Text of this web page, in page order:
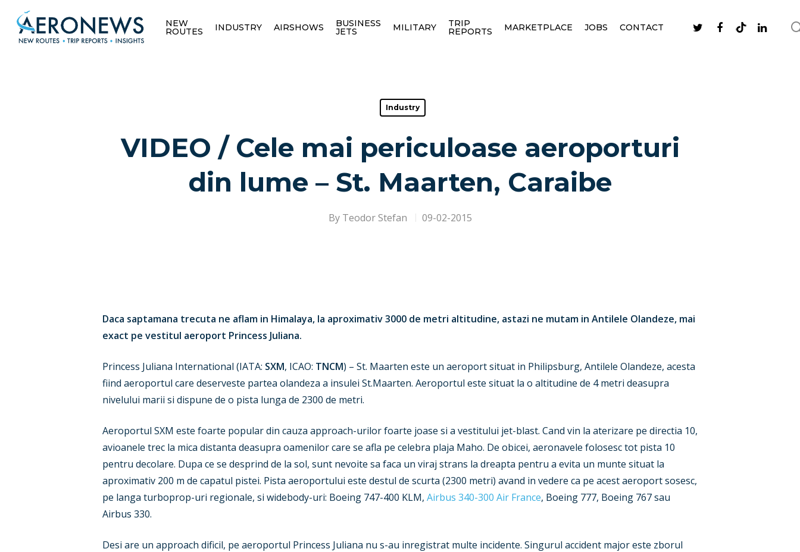
Hit enter to search or ESC to close
NEW
ROUTES INDUSTRY AIRSHOWS BUSINESS
JETS MILITARY TRIP
REPORTS MARKETPLACE JOBS CONTACT
Industry
VIDEO / Cele mai periculoase aeroporturi
din lume – St. Maarten, Caraibe
By Teodor Stefan 09-02-2015
Daca saptamana trecuta ne aflam in Himalaya, la aproximativ 3000 de metri altitudine, astazi ne mutam in Antilele Olandeze, mai
exact pe vestitul aeroport Princess Juliana.
Princess Juliana International (IATA: SXM, ICAO: TNCM) – St. Maarten este un aeroport situat in Philipsburg, Antilele Olandeze, acesta
fiind aeroportul care deserveste partea olandeza a insulei St.Maarten. Aeroportul este situat la o altitudine de 4 metri deasupra
nivelului marii si dispune de o pista lunga de 2300 de metri.
Aeroportul SXM este foarte popular din cauza approach-urilor foarte joase si a vestitului jet-blast. Cand vin la aterizare pe directia 10,
avioanele trec la mica distanta deasupra oamenilor care se afla pe celebra plaja Maho. De obicei, aeronavele folosesc tot pista 10
pentru decolare. Dupa ce se desprind de la sol, sunt nevoite sa faca un viraj strans la dreapta pentru a evita un munte situat la
aproximativ 200 m de capatul pistei. Pista aeroportului este destul de scurta (2300 metri) avand in vedere ca pe acest aeroport sosesc,
pe langa turboprop-uri regionale, si widebody-uri: Boeing 747-400 KLM, Airbus 340-300 Air France, Boeing 777, Boeing 767 sau
Airbus 330.
Desi are un approach dificil, pe aeroportul Princess Juliana nu s-au inregistrat multe incidente. Singurul accident major este zborul